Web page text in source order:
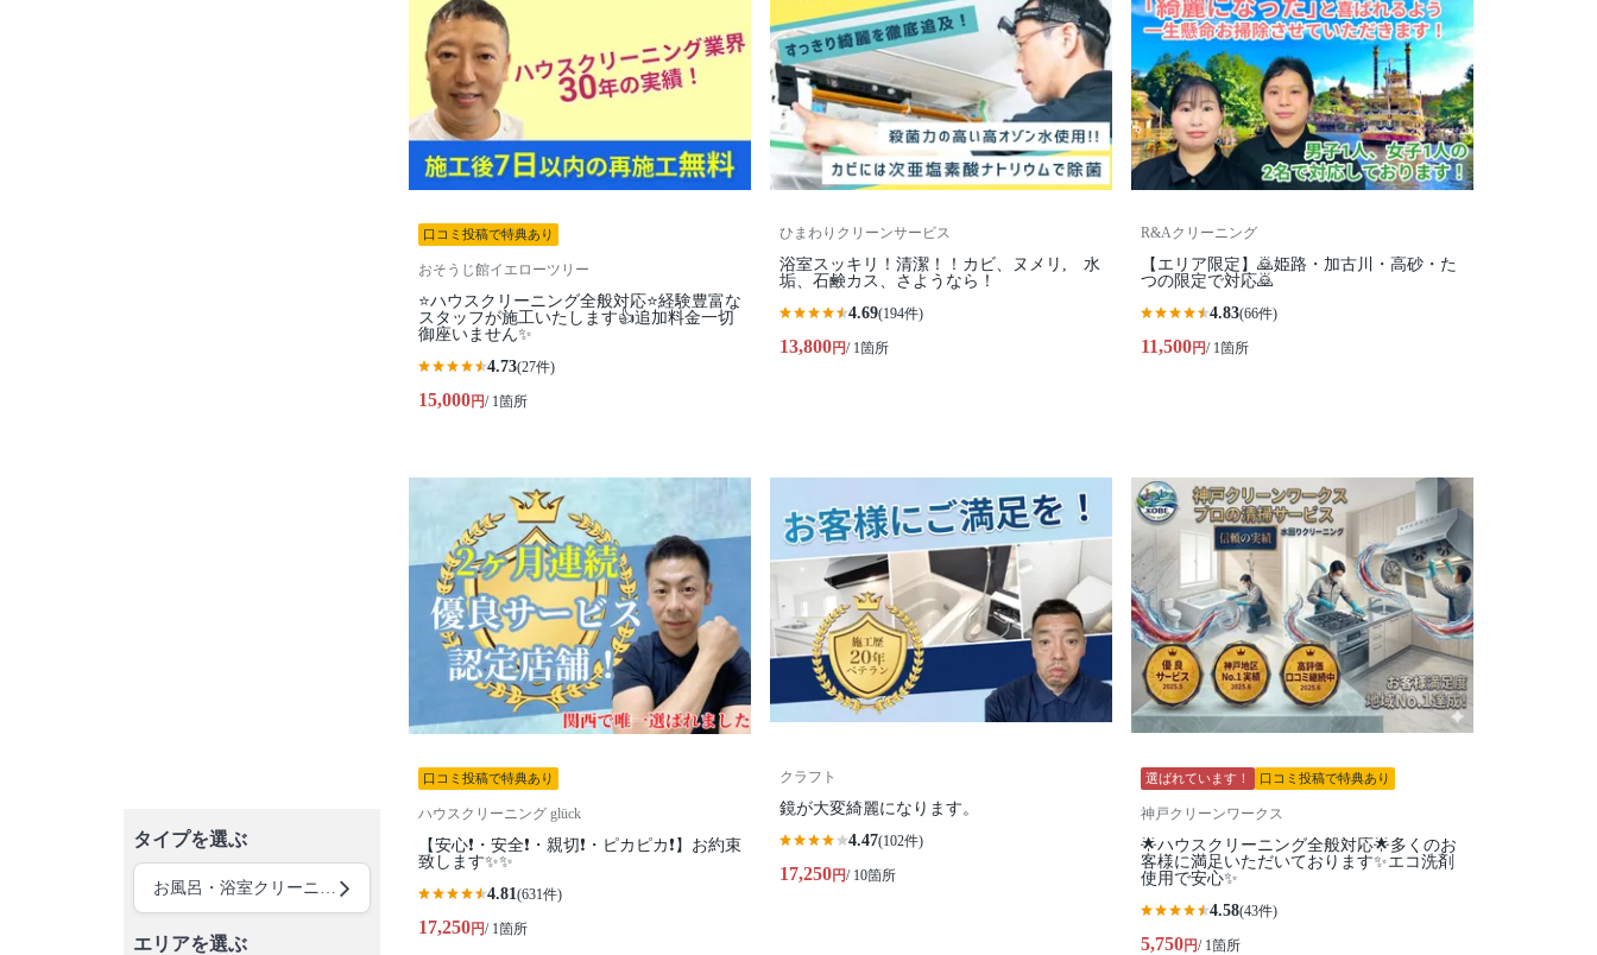
タイプを選ぶ
エリアを選ぶ
口コミ投稿で特典あり
おそうじ館イエローツリー
⭐ハウスクリーニング全般対応⭐経験豊富な
スタッフが施工いたします👍追加料金一切
御座いません✨
4.73(27件)
15,000円/ 1箇所
ひまわりクリーンサービス
浴室スッキリ！清潔！！カビ、ヌメリ, 水
垢、石鹸カス、さようなら！
4.69(194件)
13,800円/ 1箇所
R&Aクリーニング
【エリア限定】🙇姫路・加古川・高砂・た
つの限定で対応🙇
4.83(66件)
11,500円/ 1箇所
口コミ投稿で特典あり
ハウスクリーニング glück
【安心❗️・安全❗️・親切❗️・ピカピカ❗️】お約束
致します✨✨
4.81(631件)
17,250円/ 1箇所
クラフト
鏡が大変綺麗になります。
4.47(102件)
17,250円/ 10箇所
選ばれています！ 口コミ投稿で特典あり
神戸クリーンワークス
🌟ハウスクリーニング全般対応🌟多くのお
客様に満足いただいております✨エコ洗剤
使用で安心✨
4.58(43件)
5,750円/ 1箇所